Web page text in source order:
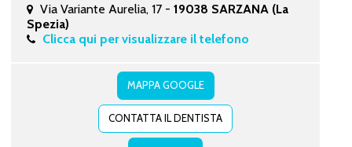
Via Variante Aurelia, 17 - 19038 SARZANA (La
Spezia)
Clicca qui per visualizzare il telefono
MAPPA GOOGLE
CONTATTA IL DENTISTA